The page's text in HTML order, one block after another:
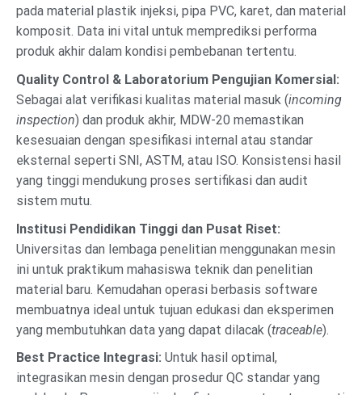
pada material plastik injeksi, pipa PVC, karet, dan material
komposit. Data ini vital untuk memprediksi performa
produk akhir dalam kondisi pembebanan tertentu.
Quality Control & Laboratorium Pengujian Komersial:
Sebagai alat verifikasi kualitas material masuk (incoming
inspection) dan produk akhir, MDW-20 memastikan
kesesuaian dengan spesifikasi internal atau standar
eksternal seperti SNI, ASTM, atau ISO. Konsistensi hasil
yang tinggi mendukung proses sertifikasi dan audit
sistem mutu.
Institusi Pendidikan Tinggi dan Pusat Riset:
Universitas dan lembaga penelitian menggunakan mesin
ini untuk praktikum mahasiswa teknik dan penelitian
material baru. Kemudahan operasi berbasis software
membuatnya ideal untuk tujuan edukasi dan eksperimen
yang membutuhkan data yang dapat dilacak (traceable).
Best Practice Integrasi: Untuk hasil optimal,
integrasikan mesin dengan prosedur QC standar yang